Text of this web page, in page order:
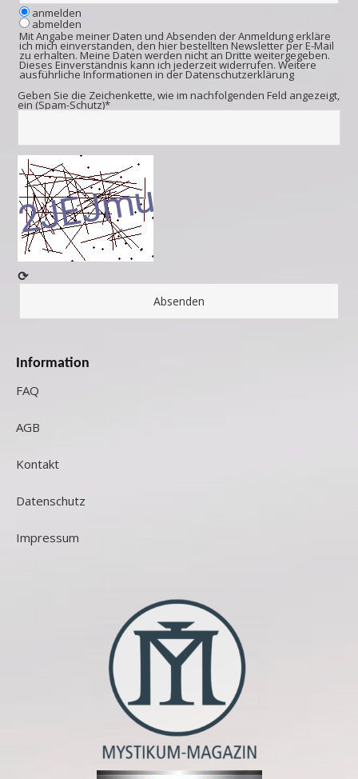
anmelden
abmelden
Mit Angabe meiner Daten und Absenden der Anmeldung erkläre
ich mich einverstanden, den hier bestellten Newsletter per E-Mail
zu erhalten. Meine Daten werden nicht an Dritte weitergegeben.
Dieses Einverständnis kann ich jederzeit widerrufen. Weitere
ausführliche Informationen in der Datenschutzerklärung
Geben Sie die Zeichenkette, wie im nachfolgenden Feld angezeigt,
ein (Spam-Schutz)*
⟳
Information
FAQ
AGB
Kontakt
Datenschutz
Impressum